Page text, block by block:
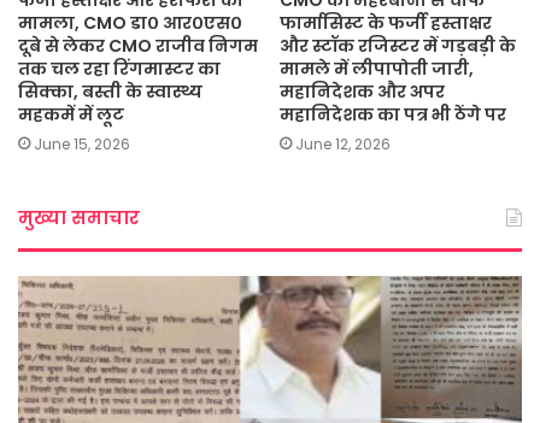
मामला, CMO डा० आर०एस०
दूबे से लेकर CMO राजीव निगम
तक चल रहा रिंगमास्टर का
सिक्का, बस्ती के स्वास्थ्य
महकमें में लूट
June 15, 2026
फार्मासिस्ट के फर्जी हस्ताक्षर
और स्टॉक रजिस्टर में गड़बड़ी के
मामले में लीपापोती जारी,
महानिदेशक और अपर
महानिदेशक का पत्र भी ठेंगे पर
June 12, 2026
मुख्या समाचार